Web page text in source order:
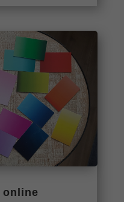
online